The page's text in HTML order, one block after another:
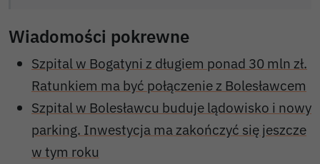
Wiadomości pokrewne
Szpital w Bogatyni z długiem ponad 30 mln zł.
Ratunkiem ma być połączenie z Bolesławcem
Szpital w Bolesławcu buduje lądowisko i nowy
parking. Inwestycja ma zakończyć się jeszcze
w tym roku